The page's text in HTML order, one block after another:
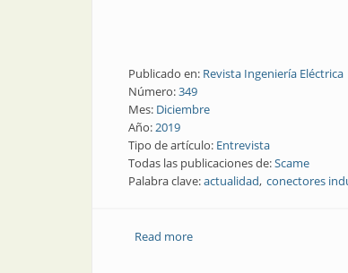
Publicado en: Revista Ingeniería Eléctrica
Número:349
Mes: Diciembre
Año:2019
Tipo de artículo: Entrevista
Todas las publicaciones de:Scame
Palabra clave:actualidad conectores
Read moreabout Mercado eléctrico: qué